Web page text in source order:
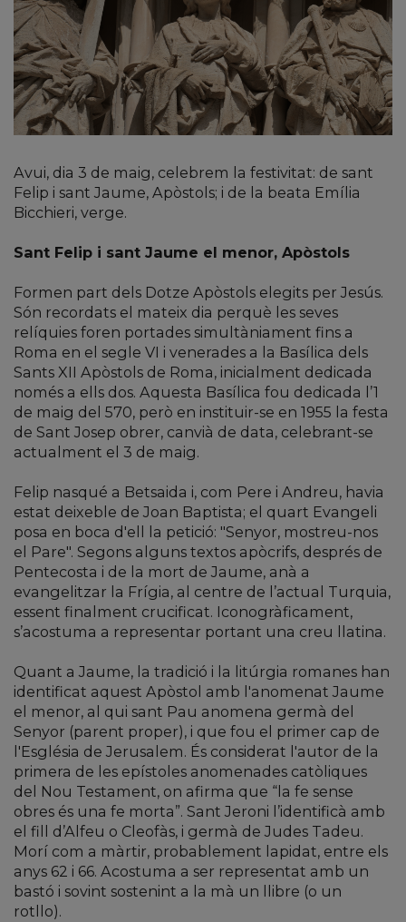
Avui, dia 3 de maig, celebrem la festivitat: de sant
Felip i sant Jaume, Apòstols; i de la beata Emília
Bicchieri, verge.
Sant Felip i sant Jaume el menor, Apòstols
Formen part dels Dotze Apòstols elegits per Jesús.
Són recordats el mateix dia perquè les seves
relíquies foren portades simultàniament fins a
Roma en el segle VI i venerades a la Basílica dels
Sants XII Apòstols de Roma, inicialment dedicada
només a ells dos. Aquesta Basílica fou dedicada l’1
de maig del 570, però en instituir-se en 1955 la festa
de Sant Josep obrer, canvià de data, celebrant-se
actualment el 3 de maig.
Felip nasqué a Betsaida i, com Pere i Andreu, havia
estat deixeble de Joan Baptista; el quart Evangeli
posa en boca d'ell la petició: "Senyor, mostreu-nos
el Pare". Segons alguns textos apòcrifs, després de
Pentecosta i de la mort de Jaume, anà a
evangelitzar la Frígia, al centre de l’actual Turquia,
essent finalment crucificat. Iconogràficament,
s’acostuma a representar portant una creu llatina.
Quant a Jaume, la tradició i la litúrgia romanes han
identificat aquest Apòstol amb l'anomenat Jaume
el menor, al qui sant Pau anomena germà del
Senyor (parent proper), i que fou el primer cap de
l'Església de Jerusalem. És considerat l'autor de la
primera de les epístoles anomenades catòliques
del Nou Testament, on afirma que “la fe sense
obres és una fe morta”. Sant Jeroni l’identificà amb
el fill d’Alfeu o Cleofàs, i germà de Judes Tadeu.
Morí com a màrtir, probablement lapidat, entre els
anys 62 i 66. Acostuma a ser representat amb un
bastó i sovint sostenint a la mà un llibre (o un
rotllo).